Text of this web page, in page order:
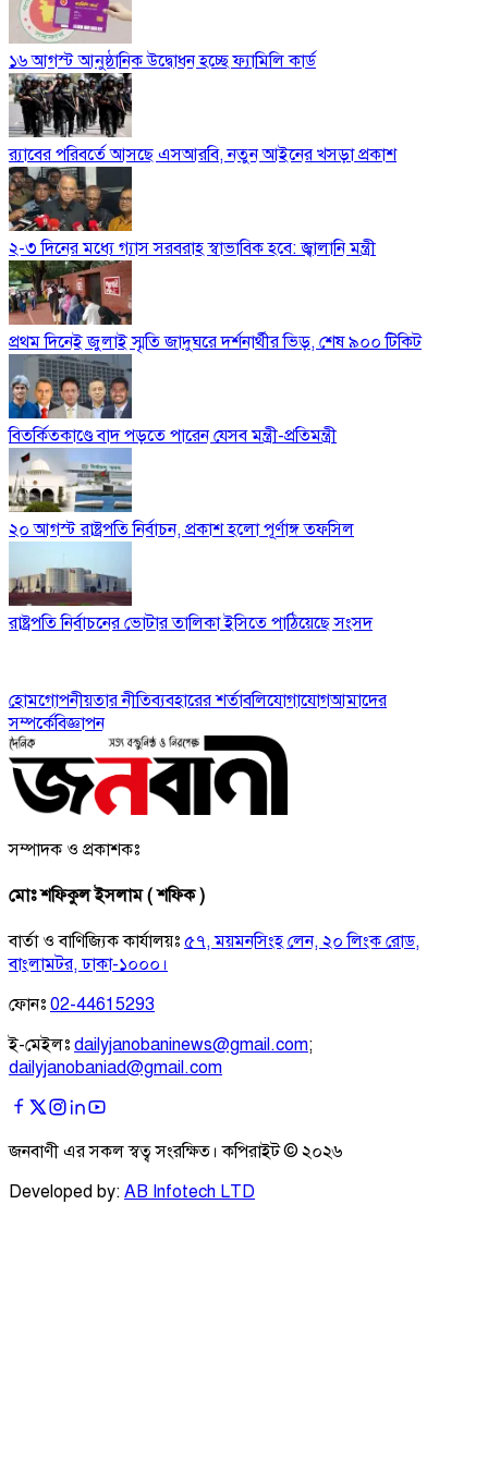
১৬ আগস্ট আনুষ্ঠানিক উদ্বোধন হচ্ছে ফ্যামিলি কার্ড
র‍্যাবের পরিবর্তে আসছে এসআরবি, নতুন আইনের খসড়া প্রকাশ
২-৩ দিনের মধ্যে গ্যাস সরবরাহ স্বাভাবিক হবে: জ্বালানি মন্ত্রী
প্রথম দিনেই জুলাই স্মৃতি জাদুঘরে দর্শনার্থীর ভিড়, শেষ ৯০০ টিকিট
বিতর্কিতকাণ্ডে বাদ পড়তে পারেন যেসব মন্ত্রী-প্রতিমন্ত্রী
২০ আগস্ট রাষ্ট্রপতি নির্বাচন, প্রকাশ হলো পূর্ণাঙ্গ তফসিল
রাষ্ট্রপতি নির্বাচনের ভোটার তালিকা ইসিতে পাঠিয়েছে সংসদ
হোমগোপনীয়তার নীতিব্যবহারের শর্তাবলিযোগাযোগআমাদের
সম্পর্কেবিজ্ঞাপন
সম্পাদক ও প্রকাশকঃ
মোঃ শফিকুল ইসলাম ( শফিক )
বার্তা ও বাণিজ্যিক কার্যালয়ঃ ৫৭, ময়মনসিংহ লেন, ২০ লিংক রোড,
বাংলামটর, ঢাকা-১০০০।
ফোনঃ 02-44615293
ই-মেইলঃ dailyjanobaninews@gmail.com;
dailyjanobaniad@gmail.com
জনবাণী এর সকল স্বত্ব সংরক্ষিত। কপিরাইট © ২০২৬
Developed by: AB Infotech LTD